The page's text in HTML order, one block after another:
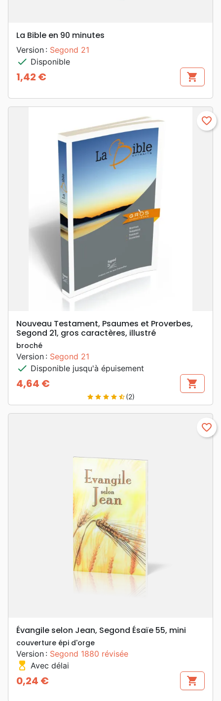
La Bible en 90 minutes
Version : Segond 21
check Disponible
Prix
1,42 € shopping_cart
favorite_border
Nouveau Testament, Psaumes et Proverbes,
Segond 21, gros caractères, illustré
broché
Version : Segond 21
check Disponible jusqu'à épuisement
Prix
4,64 € shopping_cart
star star star star star_half(2)
favorite_border
Évangile selon Jean, Segond Ésaïe 55, mini
couverture épi d'orge
Version : Segond 1880 révisée
hourglass_top Avec délai
Prix
0,24 € shopping_cart